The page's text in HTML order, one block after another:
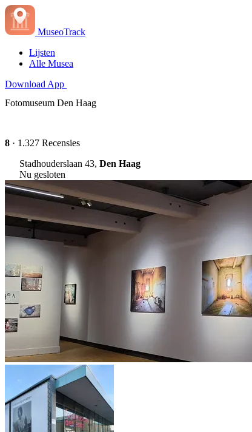
MuseoTrack
Lijsten
Alle Musea
Download App
Fotomuseum Den Haag
8 · 1.327 Recensies
Stadhouderslaan 43, Den Haag
Nu gesloten